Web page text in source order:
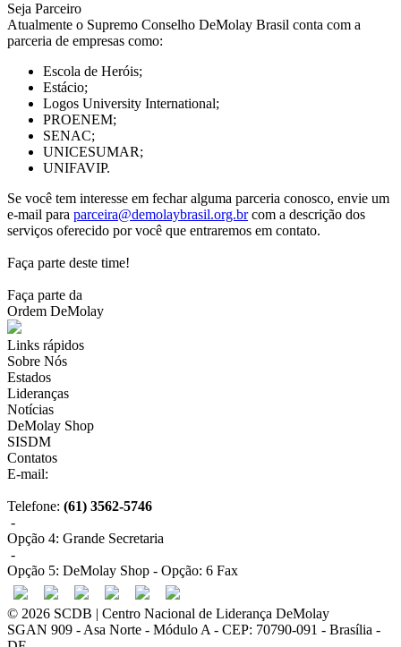
Seja Parceiro
Atualmente o Supremo Conselho DeMolay Brasil conta com a
parceria de empresas como:
Escola de Heróis;
Estácio;
Logos University International;
PROENEM;
SENAC;
UNICESUMAR;
UNIFAVIP.
Se você tem interesse em fechar alguma parceria conosco, envie um
e-mail para parceira@demolaybrasil.org.brcom a descrição dos
serviços oferecido por você que entraremos em contato.
Faça parte deste time!
Faça parte da
Ordem DeMolay
Links rápidos
Sobre Nós
Estados
Lideranças
Notícias
DeMolay Shop
SISDM
Contatos
E-mail:
Telefone: (61) 3562-5746
-
Opção 4: Grande Secretaria
-
Opção 5: DeMolay Shop - Opção: 6 Fax
© 2026 SCDB | Centro Nacional de Liderança DeMolay
SGAN 909 - Asa Norte - Módulo A - CEP: 70790-091 - Brasília -